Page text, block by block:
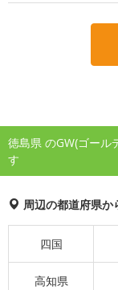
徳島県 のGW(ゴール
す
周辺の都道府県か
四国
高知県